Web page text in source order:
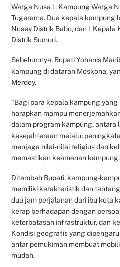
Warga Nusa 1, Kampung Warga
Tugerama. Dua kepala kampung
Nusey Distrik Babo, dan 1 Kepala
Distrik Sumuri.
Sebelumnya, Bupati Yohanis
kampung di dataran Moskona,
Merdey.
“Bagi para kepala kampung
harapkan mampu
dalam program kampung, antara
kesejahteraan melalui
menjaga nilai-nilai religius dan
memastikan keamanan
Ditambah Bupati, kampung-
memiliki karakteristik dan
dua jam perjalanan dari ibu kota
kerap berhadapan dengan
keterbatasan infrastruktur, dan
Kondisi geografis yang
antar pemukiman membuat
mudah.